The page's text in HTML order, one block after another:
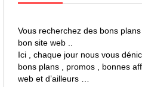
Vous recherchez des bons
bon site web ..
Ici , chaque jour nous vous
bons plans , promos , bonnes
web et d’ailleurs …